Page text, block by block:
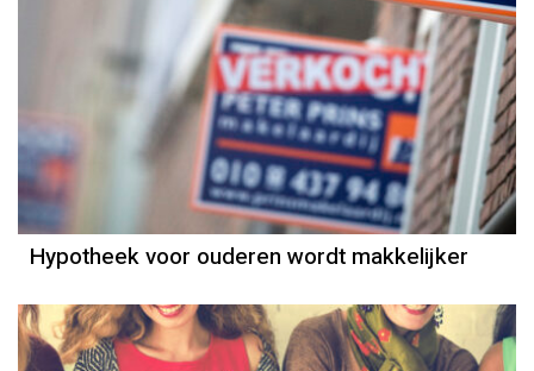
Hypotheek voor ouderen wordt makkelijker